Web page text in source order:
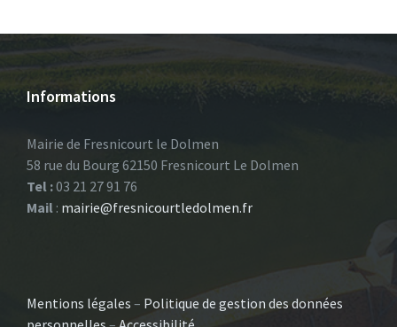
Informations
Mairie de Fresnicourt le Dolmen
58 rue du Bourg 62150 Fresnicourt Le Dolmen
Tel :03 21 27 91 76
Mail : mairie@fresnicourtledolmen.fr
Mentions légales – Politique de gestion des données